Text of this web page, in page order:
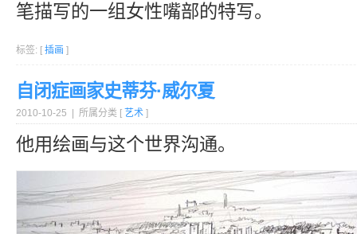
笔描写的一组女性嘴部的特写。
标签: [ 插画 ]
自闭症画家史蒂芬·威尔夏
2010-10-25 | 所属分类 [ 艺术 ]
他用绘画与这个世界沟通。